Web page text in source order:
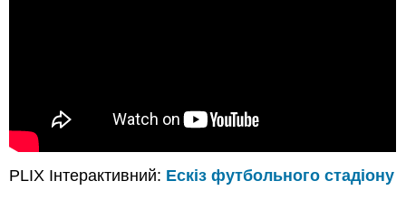
PLIX Інтерактивний: Ескіз футбольного стадіону